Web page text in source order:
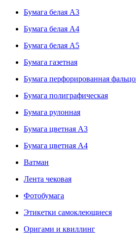
Бумага белая А3
Бумага белая А4
Бумага белая А5
Бумага газетная
Бумага перфорированная
Бумага полиграфическая
Бумага рулонная
Бумага цветная А3
Бумага цветная А4
Ватман
Лента чековая
Фотобумага
Этикетки самоклеющиеся
Оригами и квиллинг